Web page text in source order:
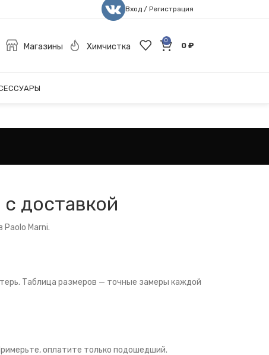
Вход / Регистрация
Магазины Химчистка
0
0 ₽
доставкой
Marni.
Таблица размеров — точные замеры каждой
оплатите только подошедший.